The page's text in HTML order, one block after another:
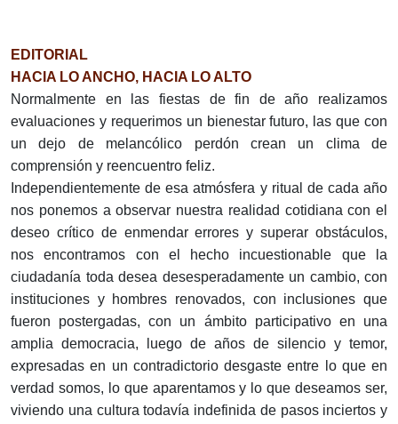
EDITORIAL
HACIA LO ANCHO, HACIA LO ALTO
Normalmente en las fiestas de fin de año realizamos
evaluaciones y requerimos un bienestar futuro, las que con
un dejo de melancólico perdón crean un clima de
comprensión y reencuentro feliz.
Independientemente de esa atmósfera y ritual de cada año
nos ponemos a observar nuestra realidad cotidiana con el
deseo crítico de enmendar errores y superar obstáculos,
nos encontramos con el hecho incuestionable que la
ciudadanía toda desea desesperadamente un cambio, con
instituciones y hombres renovados, con inclusiones que
fueron postergadas, con un ámbito participativo en una
amplia democracia, luego de años de silencio y temor,
expresadas en un contradictorio desgaste entre lo que en
verdad somos, lo que aparentamos y lo que deseamos ser,
viviendo una cultura todavía indefinida de pasos inciertos y